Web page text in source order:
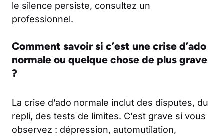
le silence persiste, consultez un
professionnel.
Comment savoir si c’est une crise d’ado
normale ou quelque chose de plus grave
?
La crise d’ado normale inclut des disputes, du
repli, des tests de limites. C’est grave si vous
observez : dépression, automutilation,